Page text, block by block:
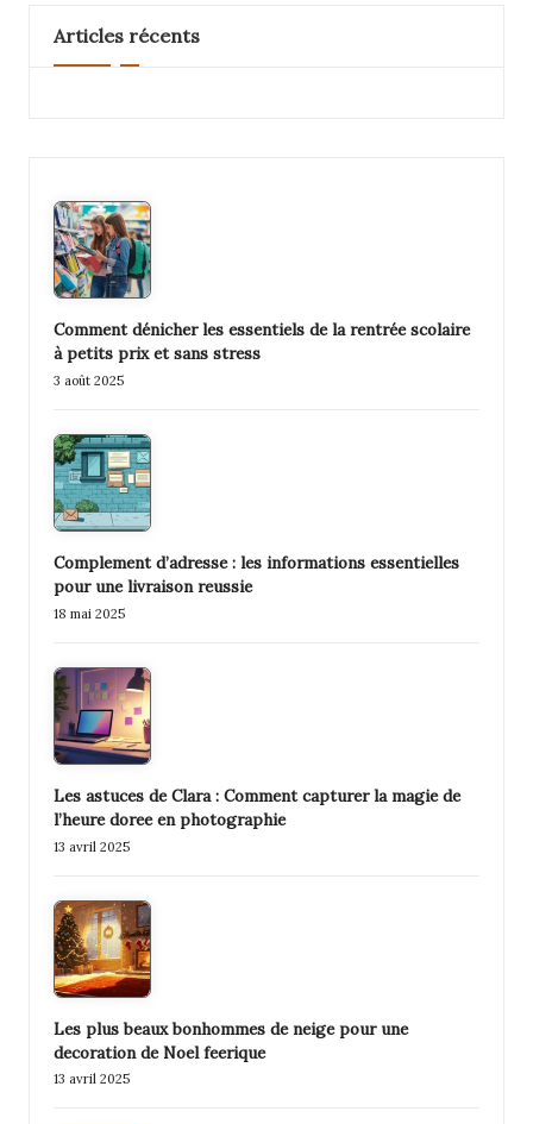
Articles récents
Comment dénicher les essentiels de la rentrée scolaire
à petits prix et sans stress
3 août 2025
Complement d’adresse : les informations essentielles
pour une livraison reussie
18 mai 2025
Les astuces de Clara : Comment capturer la magie de
l’heure doree en photographie
13 avril 2025
Les plus beaux bonhommes de neige pour une
decoration de Noel feerique
13 avril 2025